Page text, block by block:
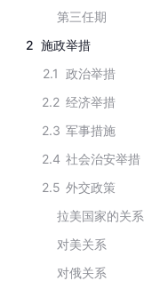
第三任期
2 施政举措
2.1 政治举措
2.2 经济举措
2.3 军事措施
2.4 社会治安举措
2.5 外交政策
拉美国家的关系
对美关系
对俄关系